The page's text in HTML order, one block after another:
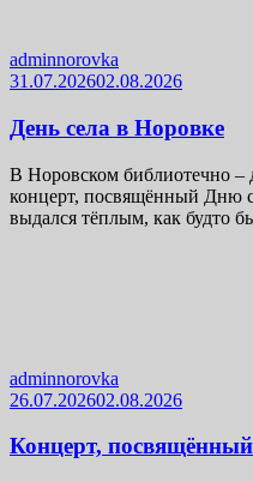
adminnorovka
31.07.202602.08.2026
День села в Норовке
В Норовском библиотечно –
концерт, посвящённый Дню
выдался тёплым, как будто
adminnorovka
26.07.202602.08.2026
Концерт,